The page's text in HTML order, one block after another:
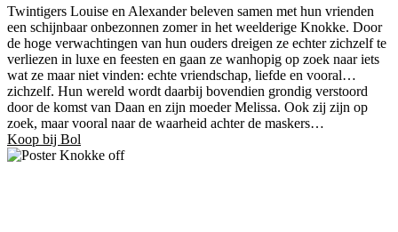
Twintigers Louise en Alexander beleven samen met hun vrienden
een schijnbaar onbezonnen zomer in het weelderige Knokke. Door
de hoge verwachtingen van hun ouders dreigen ze echter zichzelf te
verliezen in luxe en feesten en gaan ze wanhopig op zoek naar iets
wat ze maar niet vinden: echte vriendschap, liefde en vooral…
zichzelf. Hun wereld wordt daarbij bovendien grondig verstoord
door de komst van Daan en zijn moeder Melissa. Ook zij zijn op
zoek, maar vooral naar de waarheid achter de maskers…
Koop bij Bol